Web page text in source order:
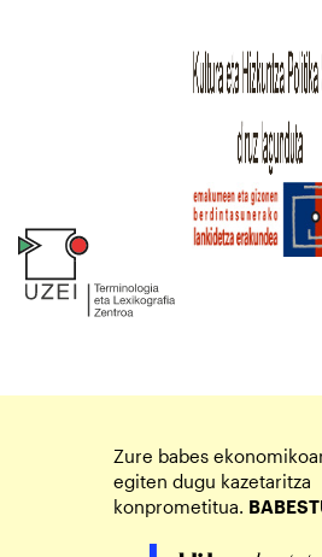
Zure babes
egiten dugu kazetaritza
konprometitua.